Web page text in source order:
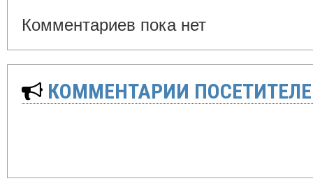
Комментариев пока нет
КОММЕНТАРИИ